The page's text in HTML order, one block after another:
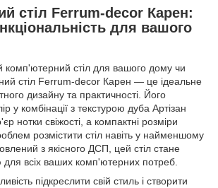
стіл Ferrum-decor Карен:
для вашого
комп'ютерний стіл для вашого дому чи
стіл Ferrum-decor Карен — це ідеальне
дизайну та практичності. Його
у комбінації з текстурою дуба Артізан
нотки свіжості, а компактні розміри
розмістити стіл навіть у найменшому
з якісного ДСП, цей стіл стане
всіх ваших комп'ютерних потреб.
підкреслити свій стиль і створити